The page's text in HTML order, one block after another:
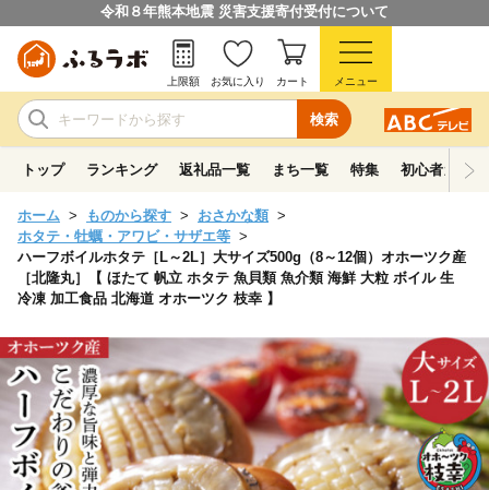
令和８年熊本地震 災害支援寄付受付について
検索
上限額 お気に入り カート メニュー
トップ ランキング 返礼品一覧 まち一覧 特集 初心者ガイド
ホーム ものから探す
おさかな類
ホタテ・牡蠣・アワビ・サザエ等
ハーフボイルホタテ［L～2L］大サイズ500g（8～12個）オホーツク産
［北隆丸］【 ほたて 帆立 ホタテ 魚貝類 魚介類 海鮮 大粒 ボイル 生
冷凍 加工食品 北海道 オホーツク 枝幸 】